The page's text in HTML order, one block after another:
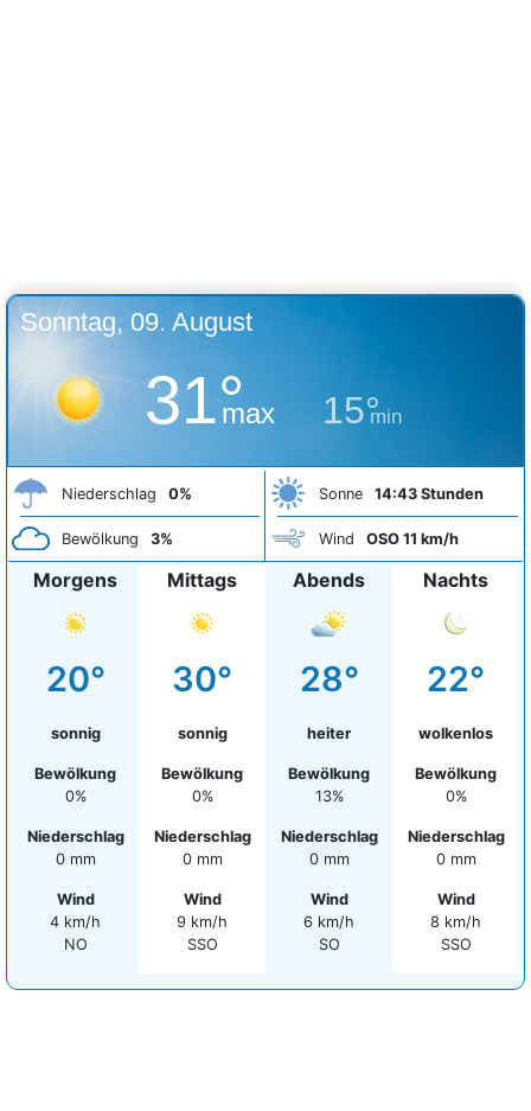
Sonntag, 09. August
31°
max 15°
min
Niederschlag 0%
Bewölkung 3%
Sonne 14:43 Stunden
Wind OSO 11 km/h
Morgens
20°
sonnig
Bewölkung
0%
Niederschlag
0 mm
Wind
4 km/h
NO
Mittags
30°
sonnig
Bewölkung
0%
Niederschlag
0 mm
Wind
9 km/h
SSO
Abends
28°
heiter
Bewölkung
13%
Niederschlag
0 mm
Wind
6 km/h
SO
Nachts
22°
wolkenlos
Bewölkung
0%
Niederschlag
0 mm
Wind
8 km/h
SSO